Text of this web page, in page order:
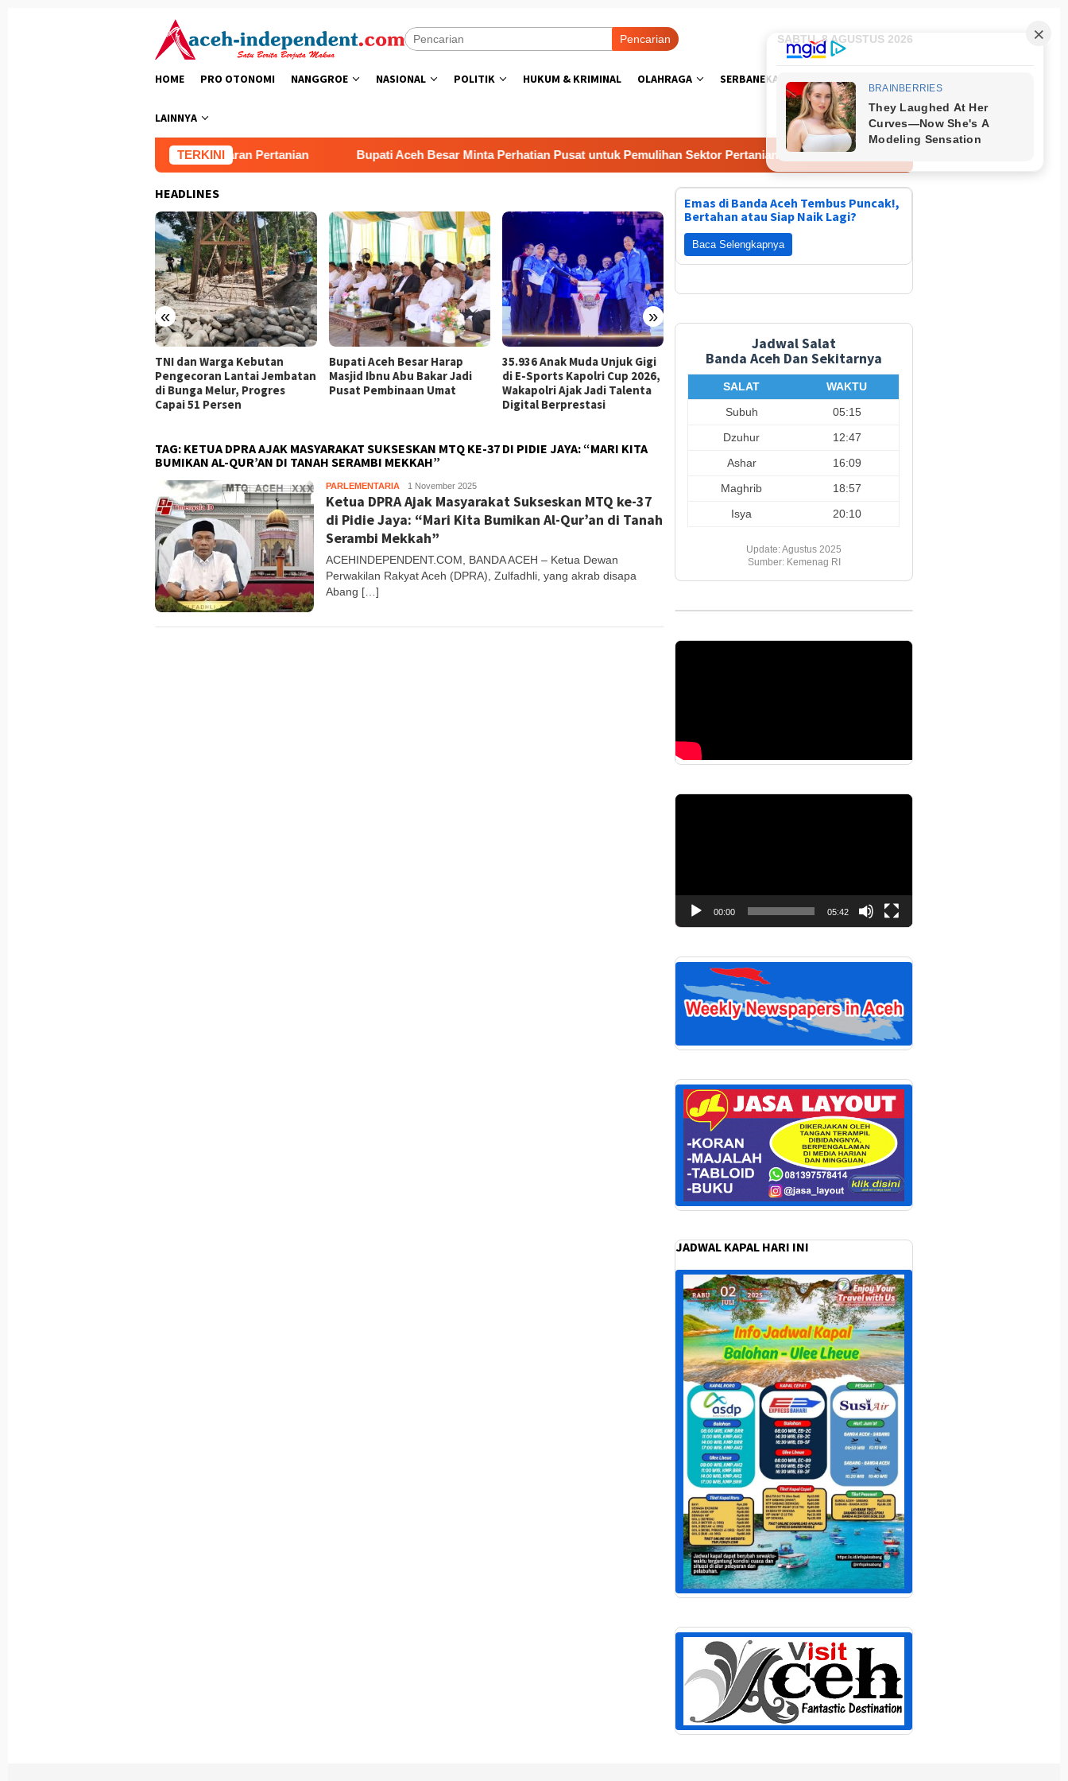
Pencarian SABTU, 8 AGUSTUS 2026
HOME PRO OTONOMI NANGGROE NASIONAL POLITIK HUKUM & KRIMINAL OLAHRAGA SERBANEKA FOTO
LAINNYA
TERKINI
Mon Ara Demi Kelancaran Pertanian Bupati Aceh Besar Minta Perhatian Pusat untuk Pemulihan Sektor Pertanian Pascabencana TNI dan Warga Kebutan Pengecoran
HEADLINES
« »
TNI dan Warga Kebutan
Pengecoran Lantai Jembatan
di Bunga Melur, Progres
Capai 51 Persen
Bupati Aceh Besar Harap
Masjid Ibnu Abu Bakar Jadi
Pusat Pembinaan Umat
35.936 Anak Muda Unjuk Gigi
di E-Sports Kapolri Cup 2026,
Wakapolri Ajak Jadi Talenta
Digital Berprestasi
Wakil Bupati Aceh Besar
Pimpin Pembersihan Irigasi di
Gampong Piyeung Mon Ara
Demi Kelancaran Pertanian
Bupati Aceh Besar Minta
Perhatian Pusat untuk
Pemulihan Sektor Pertanian
Pascabencana
TAG: KETUA DPRA AJAK MASYARAKAT SUKSESKAN MTQ KE-37 DI PIDIE JAYA: “MARI KITA
BUMIKAN AL-QUR’AN DI TANAH SERAMBI MEKKAH”
PARLEMENTARIA Tanjong
1 November 2025
Ketua DPRA Ajak Masyarakat Sukseskan MTQ ke-37
di Pidie Jaya: “Mari Kita Bumikan Al-Qur’an di Tanah
Serambi Mekkah”
ACEHINDEPENDENT.COM, BANDA ACEH – Ketua Dewan
Perwakilan Rakyat Aceh (DPRA), Zulfadhli, yang akrab disapa
Abang […]
Emas di Banda Aceh Tembus Puncak!,
Bertahan atau Siap Naik Lagi?
Baca Selengkapnya
Jadwal Salat
Banda Aceh Dan Sekitarnya
SALAT
WAKTU
Subuh
05:15
Dzuhur
12:47
Ashar
16:09
Maghrib
18:57
Isya
20:10
Update: Agustus 2025
Sumber: Kemenag RI
Pemutar
00:00 05:42
JADWAL KAPAL HARI INI